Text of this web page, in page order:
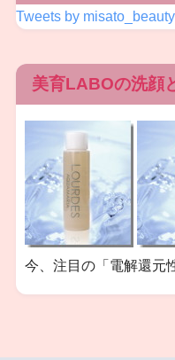
Tweets by misato_beauty
美育LABOの洗顔
今、注目の「電解還元